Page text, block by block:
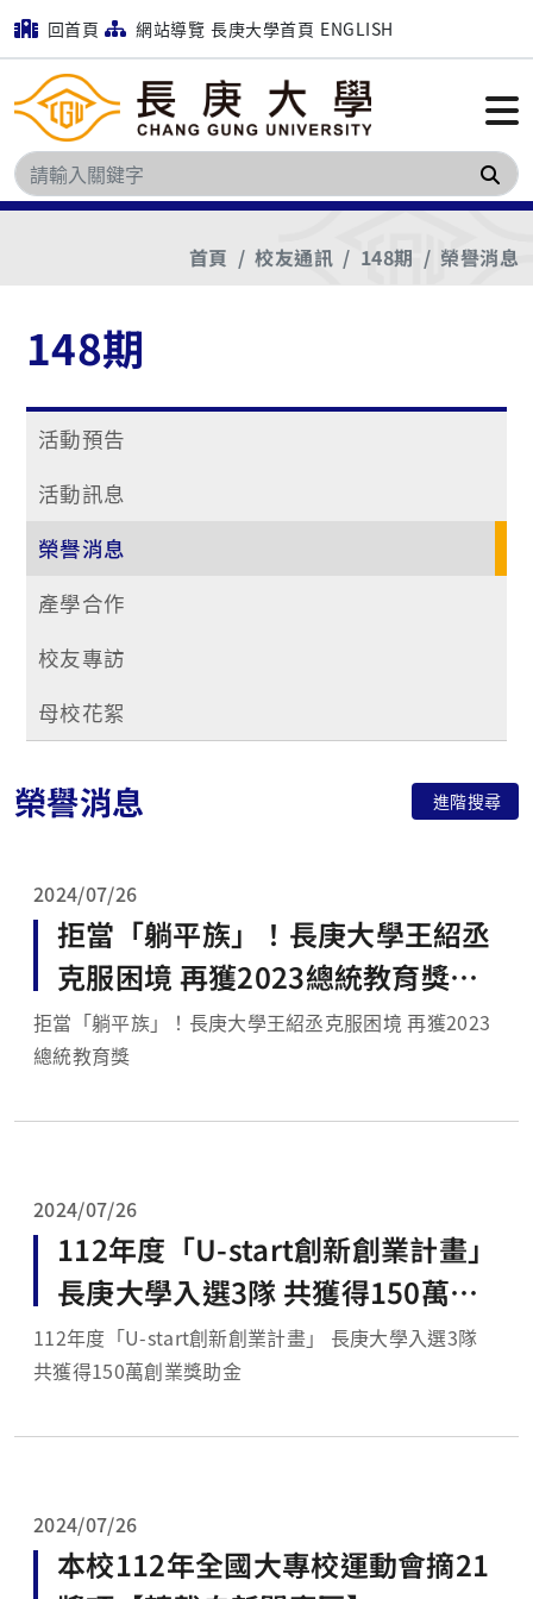
回首頁 網站導覽 長庚大學首頁 ENGLISH
搜
首頁 校友通訊 148期 榮譽消息
148期
活動預告
活動訊息
榮譽消息
產學合作
校友專訪
母校花絮
榮譽消息 進階搜尋
2024/07/26
拒當「躺平族」！長庚大學王紹丞
克服困境 再獲2023總統教育獎
【轉載自新聞專區】
拒當「躺平族」！長庚大學王紹丞克服困境 再獲2023
總統教育獎
2024/07/26
112年度「U-start創新創業計畫」
長庚大學入選3隊 共獲得150萬創
業獎助金【轉載自新聞專區】
112年度「U-start創新創業計畫」 長庚大學入選3隊
共獲得150萬創業獎助金
2024/07/26
本校112年全國大專校運動會摘21